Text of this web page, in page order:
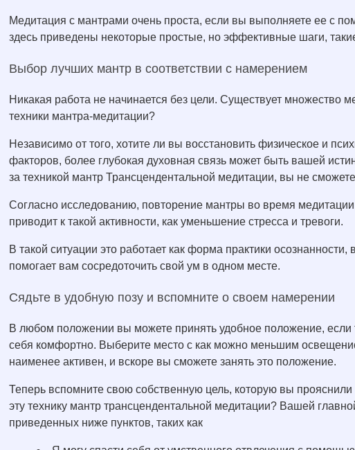
Медитация с мантрами очень проста, если вы выполняете ее с
здесь приведены некоторые простые, но эффективные шаги,
Выбор лучших мантр в соответствии с намерением
Никакая работа не начинается без цели. Существует множество
техники мантра-медитации?
Независимо от того, хотите ли вы восстановить физическое и
факторов, более глубокая духовная связь может быть вашей
за техникой мантр Трансцендентальной медитации, вы не
Согласно исследованию, повторение мантры во время медитации
приводит к такой активности, как уменьшение стресса и тревоги.
В такой ситуации это работает как форма практики
помогает вам сосредоточить свой ум в одном месте.
Сядьте в удобную позу и вспомните о своем намерении
В любом положении вы можете принять удобное положение, если
себя комфортно. Выберите место с как можно меньшим
наименее активен, и вскоре вы сможете занять это положение.
Теперь вспомните свою собственную цель, которую вы
эту технику мантр трансцендентальной медитации? Вашей
приведенных ниже пунктов, таких как